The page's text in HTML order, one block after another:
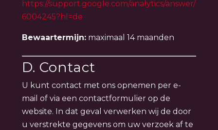
https://support.google.com/analytics/answer/
6004245?hl=de
Bewaartermijn:maximaal 14 maanden
D. Contact
U kunt contact met ons opnemen per e-
mail of via een contactformulier op de
website. In dat geval verwerken wij de door
u verstrekte gegevens om uw verzoek af te